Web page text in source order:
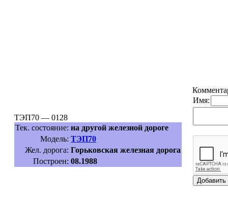
ТЭП70 — 0128
Тек. состояние: на другой железной дороге
Модель: ТЭП70
Жел. дорога: Горьковская железная дорога
Построен: 08.1988
Имя: